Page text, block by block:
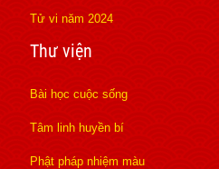
Tử vi năm 2024
Thư viện
Bài học cuộc sống
Tâm linh huyền bí
Phật pháp nhiệm màu